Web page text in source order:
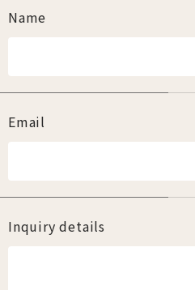
Name
Email
Inquiry details